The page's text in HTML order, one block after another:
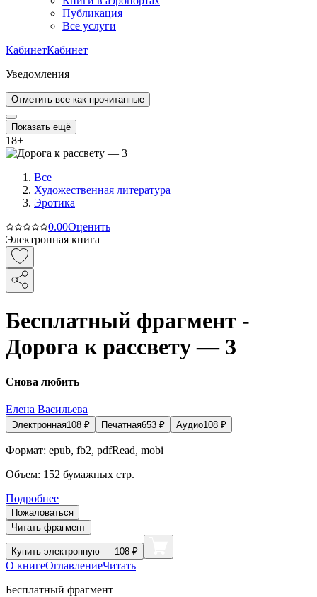
Публикация
Все услуги
КабинетКабинет
Уведомления
Отметить все как прочитанные
Показать ещё
18+
Все
Художественная литература
Эротика
0.00Оценить
Электронная книга
Бесплатный фрагмент -
Дорога к рассвету — 3
Снова любить
Елена Васильева
Электронная108 ₽ Печатная653 ₽ Аудио108 ₽
Формат: epub, fb2, pdfRead, mobi
Объем: 152 бумажных стр.
Подробнее
Пожаловаться
Читать фрагмент
Купить электронную — 108 ₽
О книгеОглавлениеЧитать
Бесплатный фрагмент